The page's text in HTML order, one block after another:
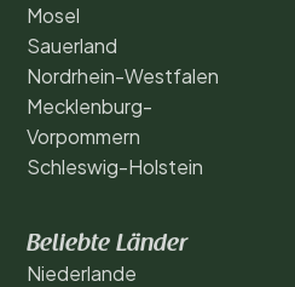
Mosel
Sauerland
Nordrhein-Westfalen
Mecklenburg-
Vorpommern
Schleswig-Holstein
Beliebte Länder
Niederlande